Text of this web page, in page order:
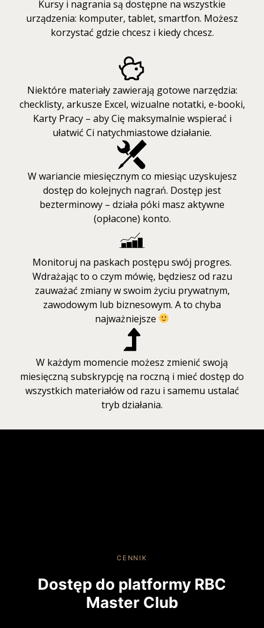
Kursy i nagrania są dostępne na wszystkie
urządzenia: komputer, tablet, smartfon. Możesz
korzystać gdzie chcesz i kiedy chcesz.
Niektóre materiały zawierają gotowe narzędzia:
checklisty, arkusze Excel, wizualne notatki, e-booki,
Karty Pracy – aby Cię maksymalnie wspierać i
ułatwić Ci natychmiastowe działanie.
W wariancie miesięcznym co miesiąc uzyskujesz
dostęp do kolejnych nagrań. Dostęp jest
bezterminowy – działa póki masz aktywne
(opłacone) konto.
Monitoruj na paskach postępu swój progres.
Wdrażając to o czym mówię, będziesz od razu
zauważać zmiany w swoim życiu prywatnym,
zawodowym lub biznesowym. A to chyba
najważniejsze
W każdym momencie możesz zmienić swoją
miesięczną subskrypcję na roczną i mieć dostęp do
wszystkich materiałów od razu i samemu ustalać
tryb działania.
CENNIK
Dostęp do platformy RBC
Master Club